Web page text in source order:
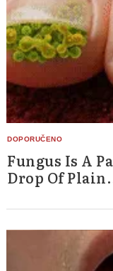
Fungus Is A
Drop Of